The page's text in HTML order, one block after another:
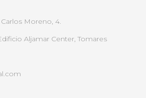
Moreno, 4.
Aljamar Center, Tomares